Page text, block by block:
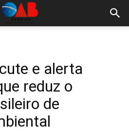
e alerta
reduz o
de